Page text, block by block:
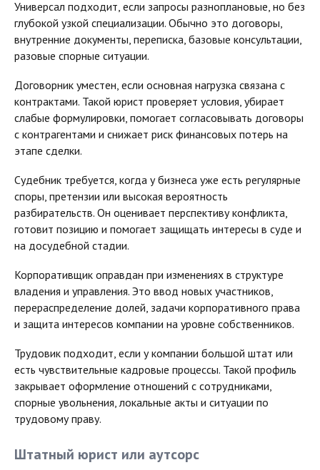
Универсал подходит, если запросы разноплановые, но без
глубокой узкой специализации. Обычно это договоры,
внутренние документы, переписка, базовые консультации,
разовые спорные ситуации.
Договорник уместен, если основная нагрузка связана с
контрактами. Такой юрист проверяет условия, убирает
слабые формулировки, помогает согласовывать договоры
с контрагентами и снижает риск финансовых потерь на
этапе сделки.
Судебник требуется, когда у бизнеса уже есть регулярные
споры, претензии или высокая вероятность
разбирательств. Он оценивает перспективу конфликта,
готовит позицию и помогает защищать интересы в суде и
на досудебной стадии.
Корпоративщик оправдан при изменениях в структуре
владения и управления. Это ввод новых участников,
перераспределение долей, задачи корпоративного права
и защита интересов компании на уровне собственников.
Трудовик подходит, если у компании большой штат или
есть чувствительные кадровые процессы. Такой профиль
закрывает оформление отношений с сотрудниками,
спорные увольнения, локальные акты и ситуации по
трудовому праву.
Штатный юрист или аутсорс